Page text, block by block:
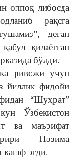
оппоқ либосда
рақсга
деган
қилаётган
бўлди.
ривожи учун
йиллик фидойи
“Шуҳрат”
Ўзбекистон
ва маърифат
Нозима
кашф этди.